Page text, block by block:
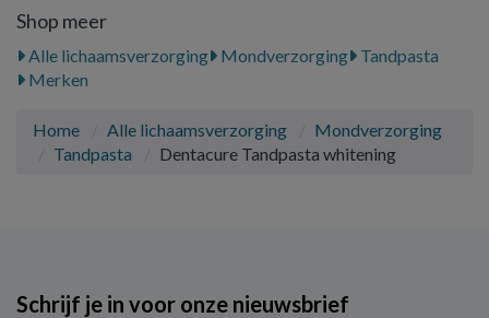
Shop meer
Alle lichaamsverzorging Mondverzorging
Tandpasta
Merken
Home Alle lichaamsverzorging
Mondverzorging
Tandpasta
Dentacure Tandpasta whitening
Schrijf je in voor onze nieuwsbrief